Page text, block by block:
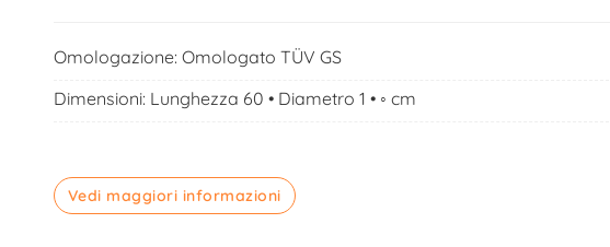
Omologazione: Omologato TÜV GS
Dimensioni: Lunghezza 60 • Diametro 1 • ◦ cm
Vedi maggiori informazioni